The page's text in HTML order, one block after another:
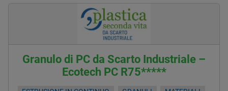
Granulo di PC da Scarto Industriale –
Ecotech PC R75*****